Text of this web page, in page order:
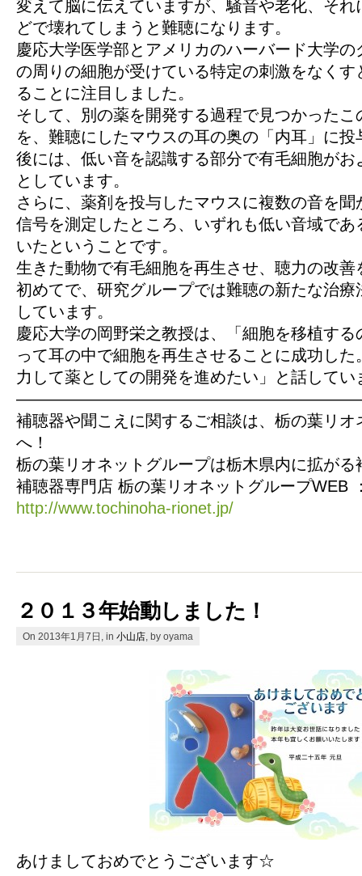
変えて脳に伝えていますが、騒音や老化、そ
どで壊れてしまうと難聴になります。
慶応大学医学部とアメリカのハーバード大学
の周りの細胞が受けている特定の刺激をなく
ることに注目しました。
そして、別の薬を開発する過程で見つかった
を、難聴にしたマウスの耳の奥の「内耳」に
後には、低い音を認識する部分で有毛細胞が
としています。
さらに、薬剤を投与したマウスに複数の音を
信号を測定したところ、いずれも低い音域で
いたということです。
生きた動物で有毛細胞を再生させ、聴力の改
初めてで、研究グループでは難聴の新たな治
しています。
慶応大学の岡野栄之教授は、「細胞を移植す
って耳の中で細胞を再生させることに成功し
力して薬としての開発を進めたい」と話してい
補聴器や聞こえに関するご相談は、栃の葉リオ
へ！
栃の葉リオネットグループは栃木県内に拡がる
補聴器専門店 栃の葉リオネットグループWEB
http://www.tochinoha-rionet.jp/
２０１３年始動しました！
On 2013年1月7日, in 小山店 , by oyama
あけましておめでとうございます☆